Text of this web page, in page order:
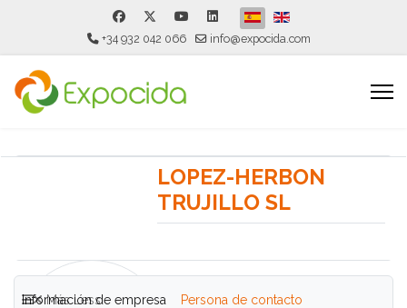
Seleccione su idioma
+34 932 042 066 info@expocida.com
LOPEZ-HERBON
TRUJILLO SL
Información de empresa Persona de contacto
Más Less